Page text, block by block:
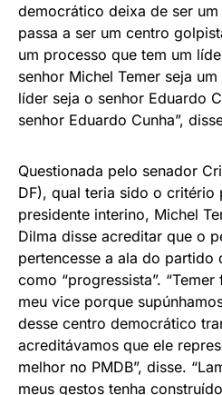
democrático deixa de ser
passa a ser um centro
um processo que tem um
senhor Michel Temer seja
líder seja o senhor Eduardo
senhor Eduardo Cunha”,
Questionada pelo senador
DF), qual teria sido o critério
presidente interino, Michel
Dilma disse acreditar que o
pertencesse a ala do partido
como “progressista”.
meu vice porque
desse centro democrático
acreditávamos que ele
melhor no PMDB”, disse.
meus gestos tenha